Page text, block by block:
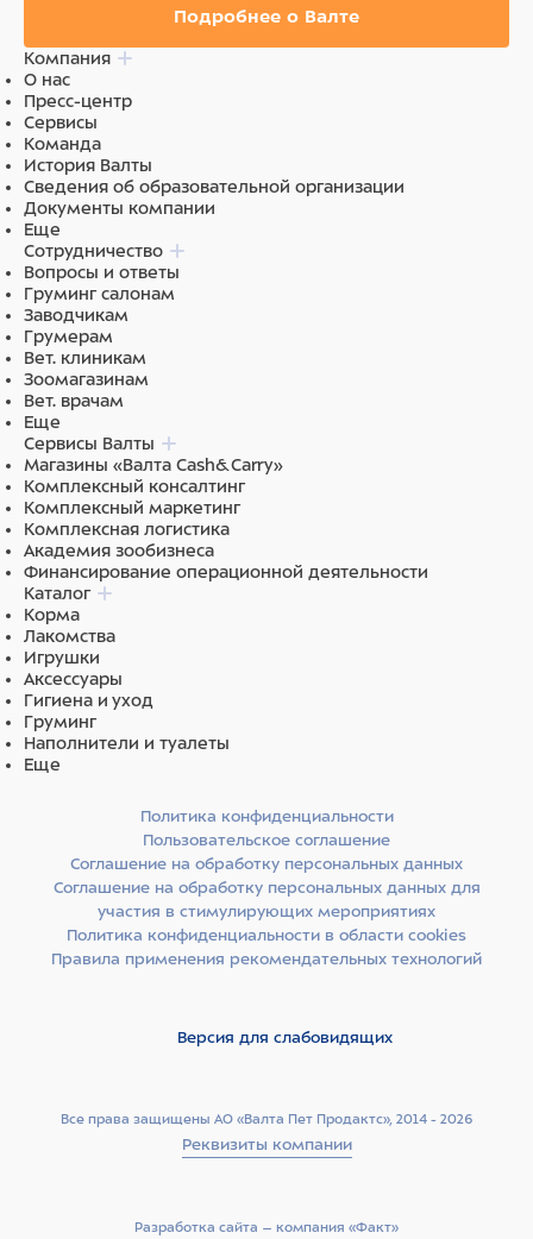
Подробнее о Валте
Компания
О нас
Пресс-центр
Сервисы
Команда
История Валты
Сведения об образовательной организации
Документы компании
Еще
Сотрудничество
Вопросы и ответы
Груминг салонам
Заводчикам
Грумерам
Вет. клиникам
Зоомагазинам
Вет. врачам
Еще
Сервисы Валты
Магазины «Валта Cash&Carry»
Комплексный консалтинг
Комплексный маркетинг
Комплексная логистика
Академия зообизнеса
Финансирование операционной деятельности
Каталог
Корма
Лакомства
Игрушки
Аксессуары
Гигиена и уход
Груминг
Наполнители и туалеты
Еще
Все права защищены АО «Валта Пет Продактс», 2014 - 2026
Реквизиты компании
Политика конфиденциальности
Пользовательское соглашение
Соглашение на обработку персональных данных
Соглашение на обработку персональных данных для
участия в стимулирующих мероприятиях
Политика конфиденциальности в области cookies
Правила применения рекомендательных технологий
Версия для слабовидящих
Разработка сайта –­ компания «Факт»